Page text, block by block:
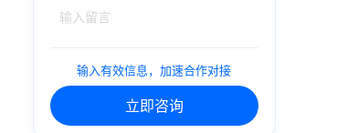
输入有效信息，加速合作对接
立即咨询